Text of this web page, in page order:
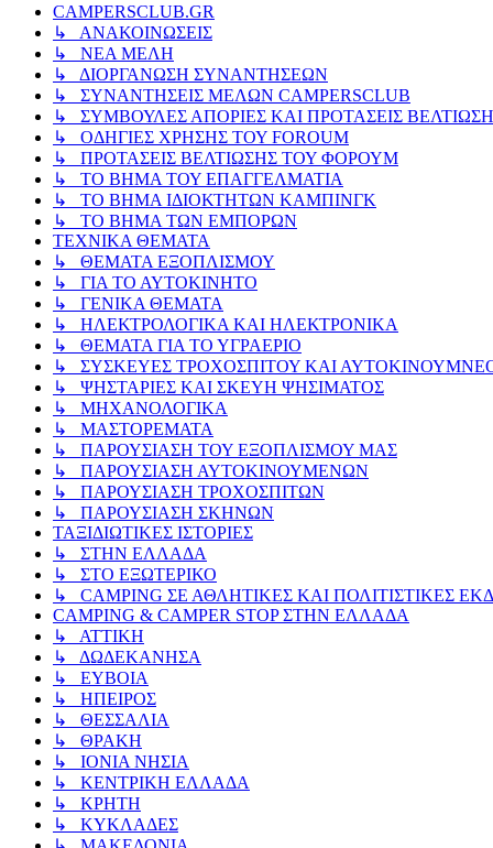
CAMPERSCLUB.GR
↳ ΑΝΑΚΟΙΝΩΣΕΙΣ
↳ ΝΕΑ ΜΕΛΗ
↳ ΔΙΟΡΓΑΝΩΣΗ ΣΥΝΑΝΤΗΣΕΩΝ
↳ ΣΥΝΑΝΤΗΣΕΙΣ ΜΕΛΩΝ CAMPERSCLUB
↳ ΣΥΜΒΟΥΛΕΣ ΑΠΟΡΙΕΣ ΚΑΙ ΠΡΟΤΑΣΕΙΣ
↳ ΟΔΗΓΙΕΣ ΧΡΗΣΗΣ ΤΟΥ FOROUM
↳ ΠΡΟΤΑΣΕΙΣ ΒΕΛΤΙΩΣΗΣ ΤΟΥ ΦΟΡΟΥΜ
↳ ΤΟ ΒΗΜΑ ΤΟΥ ΕΠΑΓΓΕΛΜΑΤΙΑ
↳ ΤΟ ΒΗΜΑ ΙΔΙΟΚΤΗΤΩΝ ΚΑΜΠΙΝΓΚ
↳ ΤΟ ΒΗΜΑ ΤΩΝ ΕΜΠΟΡΩΝ
ΤΕΧΝΙΚΑ ΘΕΜΑΤΑ
↳ ΘΕΜΑΤΑ ΕΞΟΠΛΙΣΜΟΥ
↳ ΓΙΑ ΤΟ ΑΥΤΟΚΙΝΗΤΟ
↳ ΓΕΝΙΚΑ ΘΕΜΑΤΑ
↳ ΗΛΕΚΤΡΟΛΟΓΙΚΑ ΚΑΙ ΗΛΕΚΤΡΟΝΙΚΑ
↳ ΘΕΜΑΤΑ ΓΙΑ ΤΟ ΥΓΡΑΕΡΙΟ
↳ ΣΥΣΚΕΥΕΣ ΤΡΟΧΟΣΠΙΤΟΥ ΚΑΙ
↳ ΨΗΣΤΑΡΙΕΣ ΚΑΙ ΣΚΕΥΗ ΨΗΣΙΜΑΤΟΣ
↳ ΜΗΧΑΝΟΛΟΓΙΚΑ
↳ ΜΑΣΤΟΡΕΜΑΤΑ
↳ ΠΑΡΟΥΣΙΑΣΗ ΤΟΥ ΕΞΟΠΛΙΣΜΟΥ ΜΑΣ
↳ ΠΑΡΟΥΣΙΑΣΗ ΑΥΤΟΚΙΝΟΥΜΕΝΩΝ
↳ ΠΑΡΟΥΣΙΑΣΗ ΤΡΟΧΟΣΠΙΤΩΝ
↳ ΠΑΡΟΥΣΙΑΣΗ ΣΚΗΝΩΝ
ΤΑΞΙΔΙΩΤΙΚΕΣ ΙΣΤΟΡΙΕΣ
↳ ΣΤΗΝ ΕΛΛΑΔΑ
↳ ΣΤΟ ΕΞΩΤΕΡΙΚΟ
↳ CAMPING ΣΕ ΑΘΛΗΤΙΚΕΣ ΚΑΙ ΠΟΛΙΤΙΣΤΙΚΕΣ
CAMPING & CAMPER STOP ΣΤΗN ΕΛΛΑΔΑ
↳ ΑΤΤΙΚΗ
↳ ΔΩΔΕΚΑΝΗΣΑ
↳ ΕΥΒΟΙΑ
↳ ΗΠΕΙΡΟΣ
↳ ΘΕΣΣΑΛΙΑ
↳ ΘΡΑΚΗ
↳ ΙΟΝΙΑ ΝΗΣΙΑ
↳ ΚΕΝΤΡΙΚΗ ΕΛΛΑΔΑ
↳ ΚΡΗΤΗ
↳ ΚΥΚΛΑΔΕΣ